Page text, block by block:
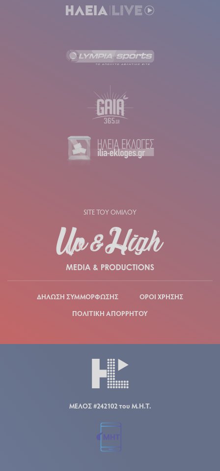
SITE ΤΟΥ ΟΜΙΛΟΥ
ΔΗΛΩΣΗ ΣΥΜΜΟΡΦΩΣΗΣ
ΟΡΟΙ ΧΡΗΣΗΣ
ΠΟΛΙΤΙΚΗ ΑΠΟΡΡΗΤΟΥ
ΜΕΛΟΣ #242102 του Μ.Η.Τ.